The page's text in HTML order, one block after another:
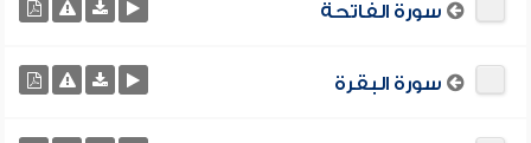
سورة الفاتحة
سورة البقرة